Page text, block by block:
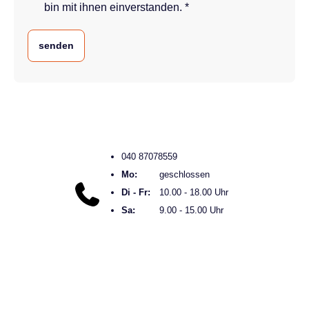
bin mit ihnen einverstanden. *
senden
040 87078559
Mo:
geschlossen
Di - Fr:
10.00 - 18.00 Uhr
Sa:
9.00 - 15.00 Uhr